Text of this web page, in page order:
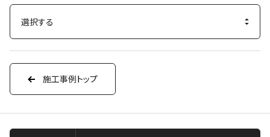
施工事例トップ